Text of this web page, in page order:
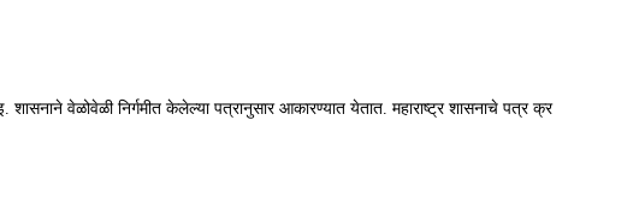
वेळोवेळी निर्गमीत केलेल्या पत्रानुसार आकारण्यात येतात. महाराष्ट्र शासनाचे पत्र क्र